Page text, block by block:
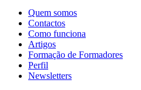
Quem somos
Contactos
Como funciona
Artigos
Formação de Formadores
Perfil
Newsletters